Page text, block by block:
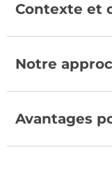
Contexte et
Notre
Avantages